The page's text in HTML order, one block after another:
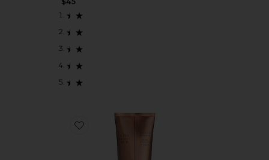
Favorite ILUMINADOR CORPORAL SUPERMODEL